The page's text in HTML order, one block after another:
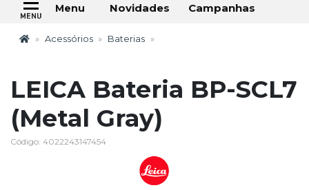
Menu Novidades Campanhas
Acessórios Baterias
LEICA Bateria BP-SCL7
(Metal Gray)
Código: 4022243147454